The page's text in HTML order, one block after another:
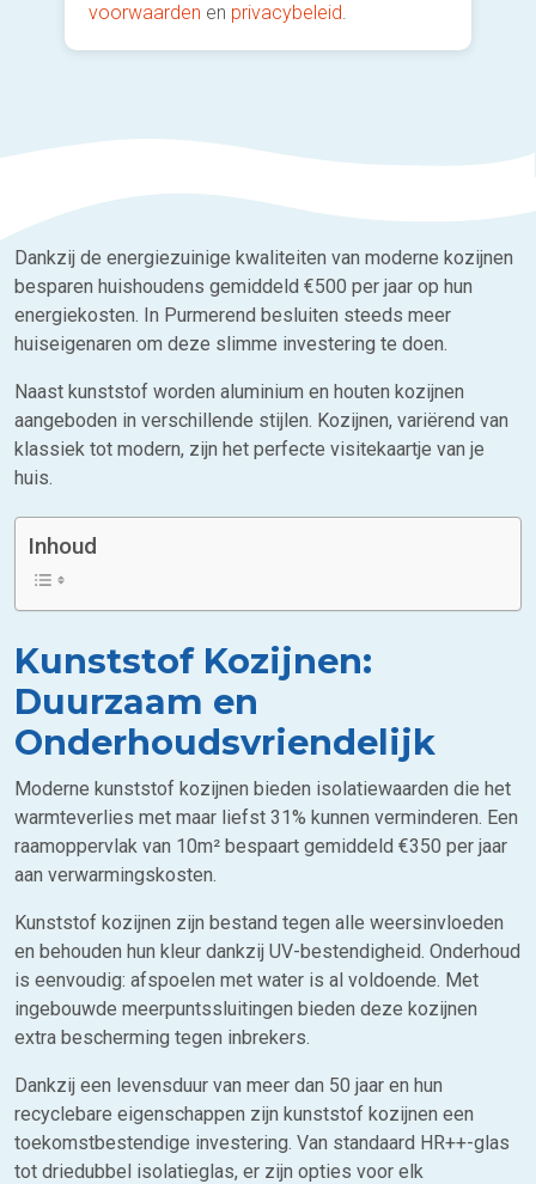
voorwaarden en privacybeleid.
Dankzij de energiezuinige kwaliteiten van moderne kozijnen
besparen huishoudens gemiddeld €500 per jaar op hun
energiekosten. In Purmerend besluiten steeds meer
huiseigenaren om deze slimme investering te doen.
Naast kunststof worden aluminium en houten kozijnen
aangeboden in verschillende stijlen. Kozijnen, variërend van
klassiek tot modern, zijn het perfecte visitekaartje van je
huis.
Inhoud
Kunststof Kozijnen:
Duurzaam en
Onderhoudsvriendelijk
Moderne kunststof kozijnen bieden isolatiewaarden die het
warmteverlies met maar liefst 31% kunnen verminderen. Een
raamoppervlak van 10m² bespaart gemiddeld €350 per jaar
aan verwarmingskosten.
Kunststof kozijnen zijn bestand tegen alle weersinvloeden
en behouden hun kleur dankzij UV-bestendigheid. Onderhoud
is eenvoudig: afspoelen met water is al voldoende. Met
ingebouwde meerpuntssluitingen bieden deze kozijnen
extra bescherming tegen inbrekers.
Dankzij een levensduur van meer dan 50 jaar en hun
recyclebare eigenschappen zijn kunststof kozijnen een
toekomstbestendige investering. Van standaard HR++-glas
tot driedubbel isolatieglas, er zijn opties voor elk